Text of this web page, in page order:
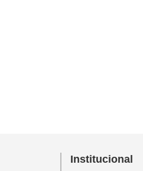
Institucional